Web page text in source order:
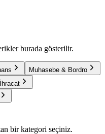
burada gösterilir.
Muhasebe & Bordro
bir kategori seçiniz.